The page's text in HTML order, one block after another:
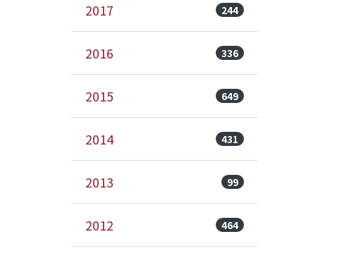
2017 244
2016 336
2015 649
2014 431
2013 99
2012 464